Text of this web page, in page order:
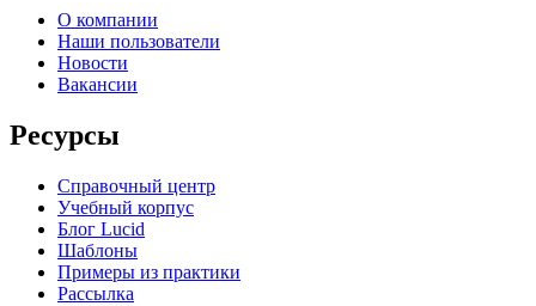
О компании
Наши пользователи
Новости
Вакансии
Ресурсы
Справочный центр
Учебный корпус
Блог Lucid
Шаблоны
Примеры из практики
Рассылка